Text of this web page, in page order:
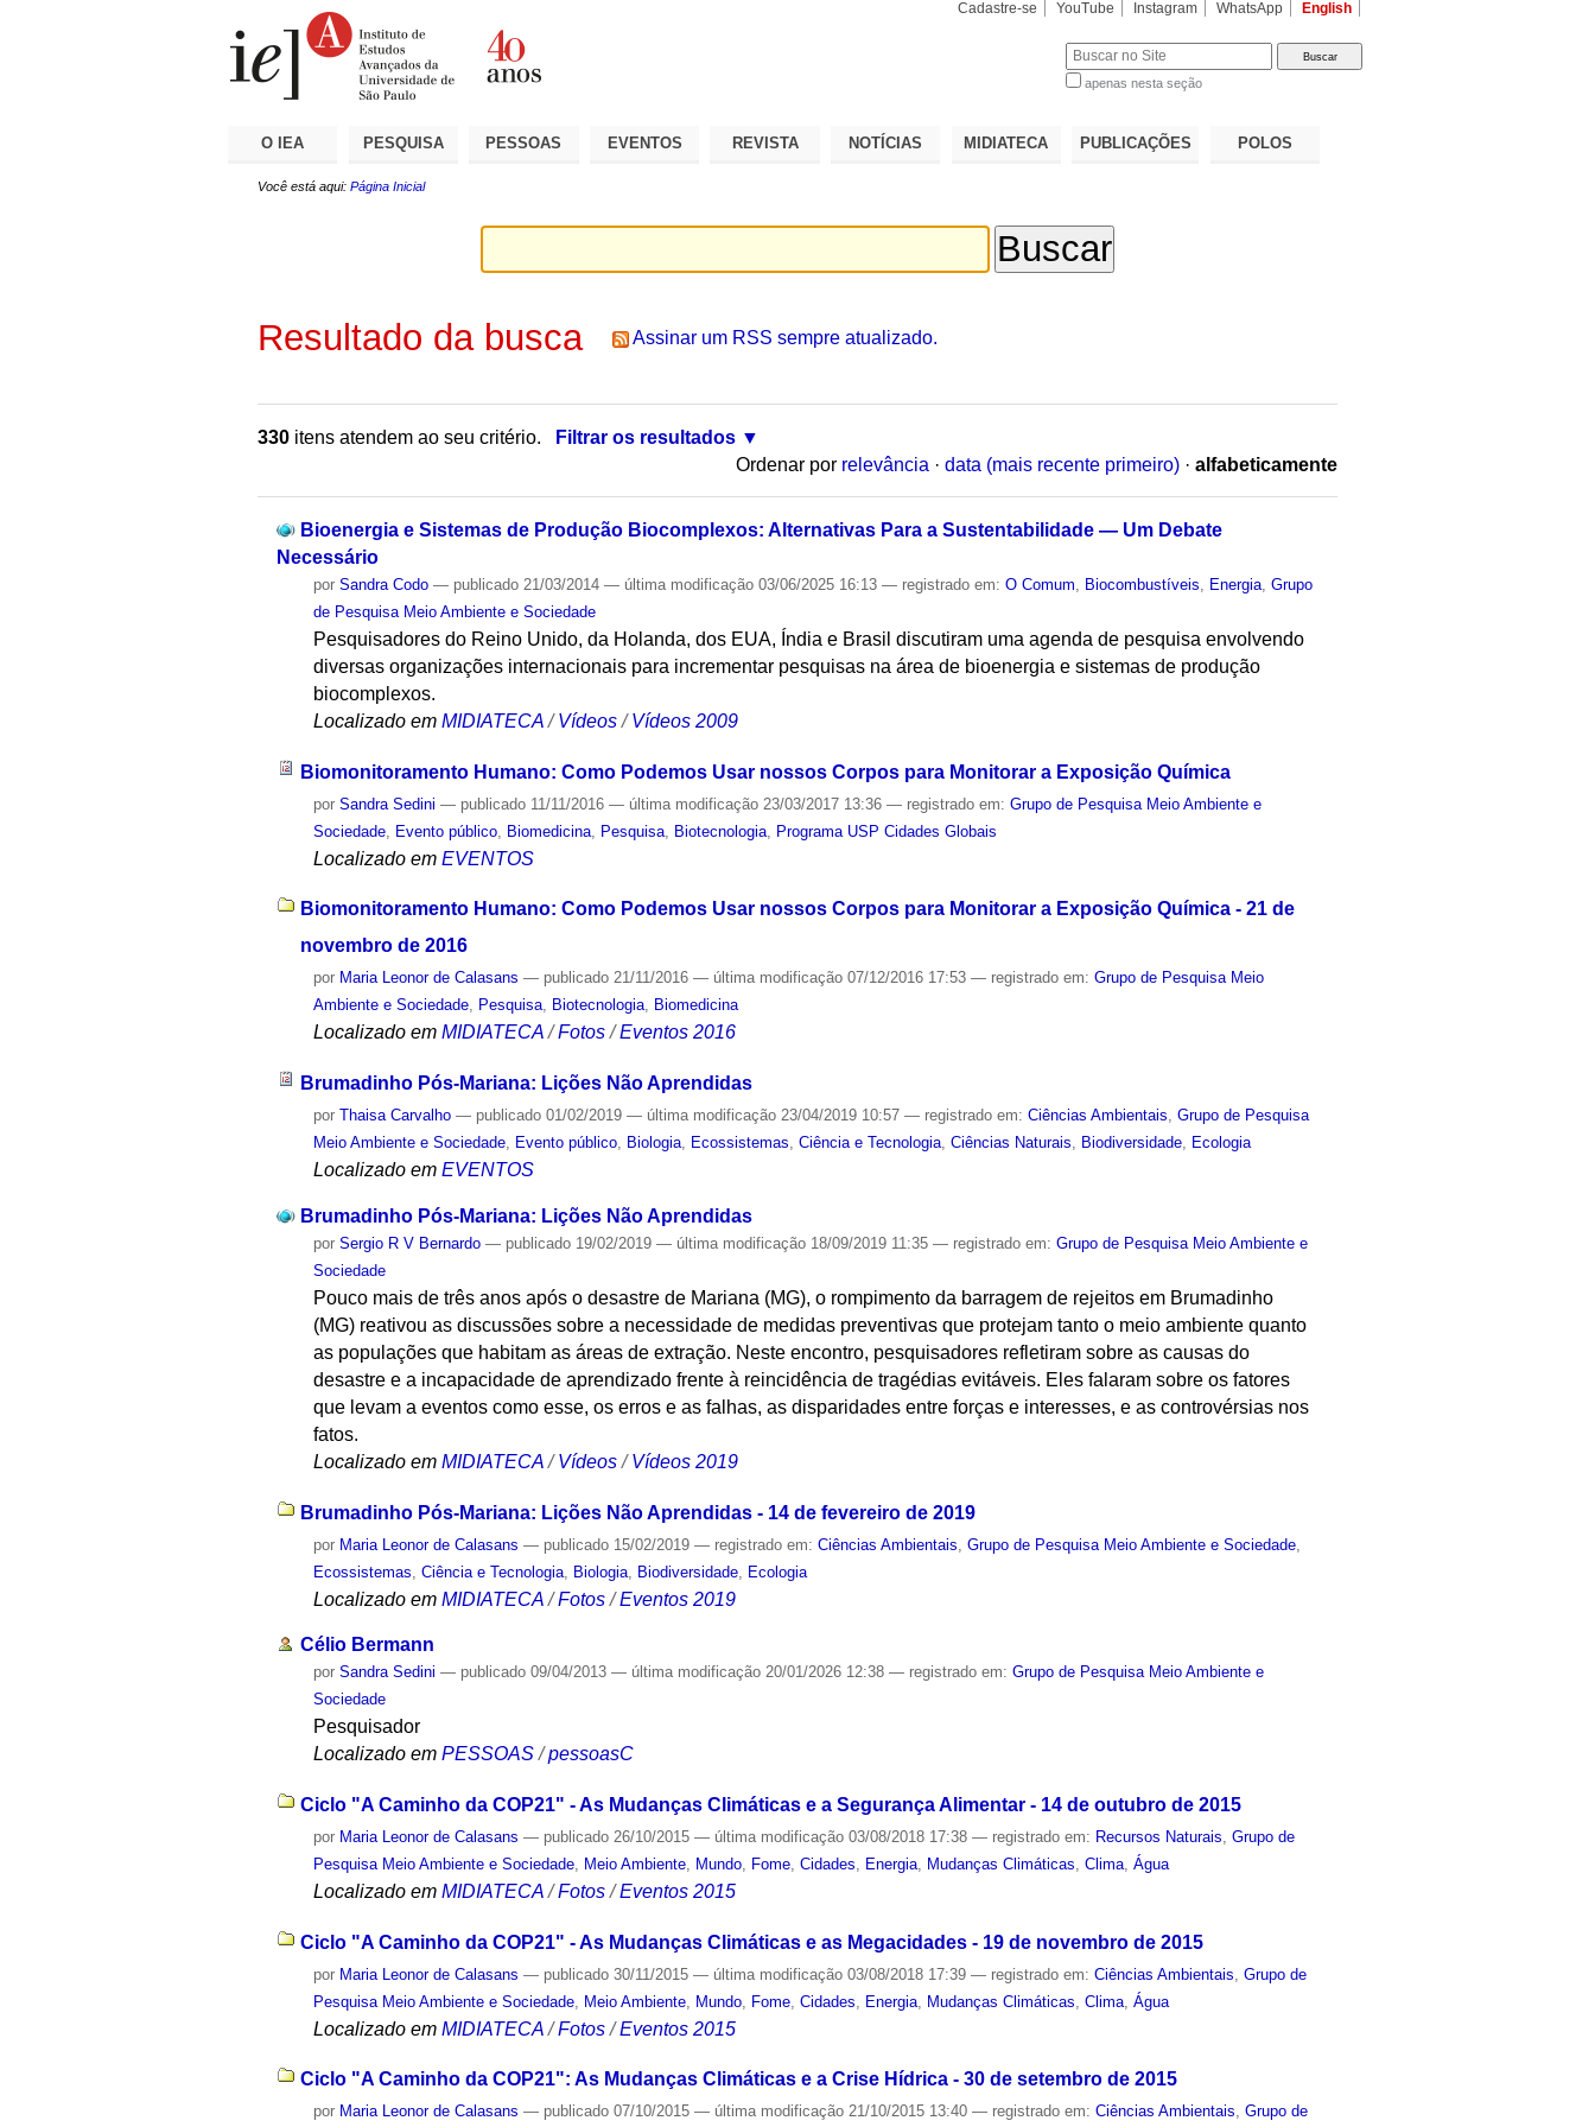
Cadastre-se YouTube Instagram WhatsApp English
apenas nesta seção
O IEA PESQUISA PESSOAS EVENTOS REVISTA NOTÍCIAS MIDIATECA PUBLICAÇÕES POLOS
Você está aqui: Página Inicial
Resultado da busca Assinar um RSS sempre atualizado.
330 itens atendem ao seu critério.
Filtrar os resultados
Ordenar por relevância · data (mais recente primeiro) · alfabeticamente
Bioenergia e Sistemas de Produção Biocomplexos: Alternativas Para a Sustentabilidade — Um Debate
Necessário
porSandra Codo — publicado 21/03/2014— última modificação 03/06/2025 16:13— registrado em:O Comum Biocombustíveis Energia ,Grupo
de Pesquisa Meio Ambiente e Sociedade
Pesquisadores do Reino Unido, da Holanda, dos EUA, Índia e Brasil discutiram uma agenda de pesquisa envolvendo
diversas organizações internacionais para incrementar pesquisas na área de bioenergia e sistemas de produção
biocomplexos.
Localizado em MIDIATECA /Vídeos /Vídeos 2009
Biomonitoramento Humano: Como Podemos Usar nossos Corpos para Monitorar a Exposição Química
porSandra Sedini — publicado 11/11/2016— última modificação 23/03/2017 13:36— registrado em:Grupo de Pesquisa Meio Ambiente e
Sociedade Evento público Biomedicina Pesquisa Biotecnologia Programa USP Cidades Globais
Localizado em EVENTOS
Biomonitoramento Humano: Como Podemos Usar nossos Corpos para Monitorar a Exposição Química - 21 de
novembro de 2016
por Maria Leonor de Calasans — publicado 21/11/2016— última modificação 07/12/2016 17:53— registrado em:Grupo de Pesquisa Meio
Ambiente e Sociedade, Pesquisa, Biotecnologia, Biomedicina
Localizado em MIDIATECA /Fotos /Eventos 2016
Brumadinho Pós-Mariana: Lições Não Aprendidas
porThaisa Carvalho — publicado 01/02/2019— última modificação 23/04/2019 10:57— registrado em:Ciências Ambientais,Grupo de Pesquisa
Meio Ambiente e Sociedade, Evento público, Biologia, Ecossistemas,Ciência e Tecnologia,Ciências Naturais, Biodiversidade, Ecologia
Localizado em EVENTOS
Brumadinho Pós-Mariana: Lições Não Aprendidas
porSergio R V Bernardo — publicado 19/02/2019— última modificação 18/09/2019 11:35— registrado em:Grupo de Pesquisa Meio Ambiente e
Sociedade
Pouco mais de três anos após o desastre de Mariana (MG), o rompimento da barragem de rejeitos em Brumadinho
(MG) reativou as discussões sobre a necessidade de medidas preventivas que protejam tanto o meio ambiente quanto
as populações que habitam as áreas de extração. Neste encontro, pesquisadores refletiram sobre as causas do
desastre e a incapacidade de aprendizado frente à reincidência de tragédias evitáveis. Eles falaram sobre os fatores
que levam a eventos como esse, os erros e as falhas, as disparidades entre forças e interesses, e as controvérsias nos
fatos.
Localizado em MIDIATECA /Vídeos /Vídeos 2019
Brumadinho Pós-Mariana: Lições Não Aprendidas - 14 de fevereiro de 2019
por Maria Leonor de Calasans — publicado 15/02/2019— registrado em:Ciências Ambientais ,Grupo de Pesquisa Meio Ambiente e Sociedade
Ecossistemas ,Ciência e Tecnologia Biologia Biodiversidade Ecologia
Localizado em MIDIATECA /Fotos /Eventos 2019
Célio Bermann
porSandra Sedini — publicado 09/04/2013— última modificação 20/01/2026 12:38— registrado em:Grupo de Pesquisa Meio Ambiente e
Sociedade
Pesquisador
Localizado em PESSOAS /pessoasC
Ciclo "A Caminho da COP21" - As Mudanças Climáticas e a Segurança Alimentar - 14 de outubro de 2015
por Maria Leonor de Calasans — publicado 26/10/2015— última modificação 03/08/2018 17:38— registrado em: Recursos Naturais ,Grupo de
Pesquisa Meio Ambiente e Sociedade
Meio Ambiente Mundo Fome ,Cidades Energia Mudanças Climáticas ,Clima ,Água
Localizado em MIDIATECA /Fotos /Eventos 2015
Ciclo "A Caminho da COP21" - As Mudanças Climáticas e as Megacidades - 19 de novembro de 2015
por Maria Leonor de Calasans — publicado 30/11/2015— última modificação 03/08/2018 17:39— registrado em:Ciências Ambientais ,Grupo de
Pesquisa Meio Ambiente e Sociedade Meio Ambiente Mundo Fome ,Cidades Energia Mudanças Climáticas ,Clima ,Água
Localizado em MIDIATECA /Fotos /Eventos 2015
Ciclo "A Caminho da COP21": As Mudanças Climáticas e a Crise Hídrica - 30 de setembro de 2015
por Maria Leonor de Calasans — publicado 07/10/2015— última modificação 21/10/2015 13:40— registrado em:Ciências Ambientais,Grupo de